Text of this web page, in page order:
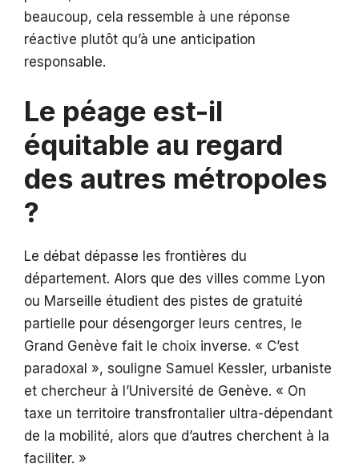
beaucoup, cela ressemble à une réponse
réactive plutôt qu’à une anticipation
responsable.
Le péage est-il
équitable au regard
des autres métropoles
?
Le débat dépasse les frontières du
département. Alors que des villes comme Lyon
ou Marseille étudient des pistes de gratuité
partielle pour désengorger leurs centres, le
Grand Genève fait le choix inverse. « C’est
paradoxal », souligne Samuel Kessler, urbaniste
et chercheur à l’Université de Genève. « On
taxe un territoire transfrontalier ultra-dépendant
de la mobilité, alors que d’autres cherchent à la
faciliter. »